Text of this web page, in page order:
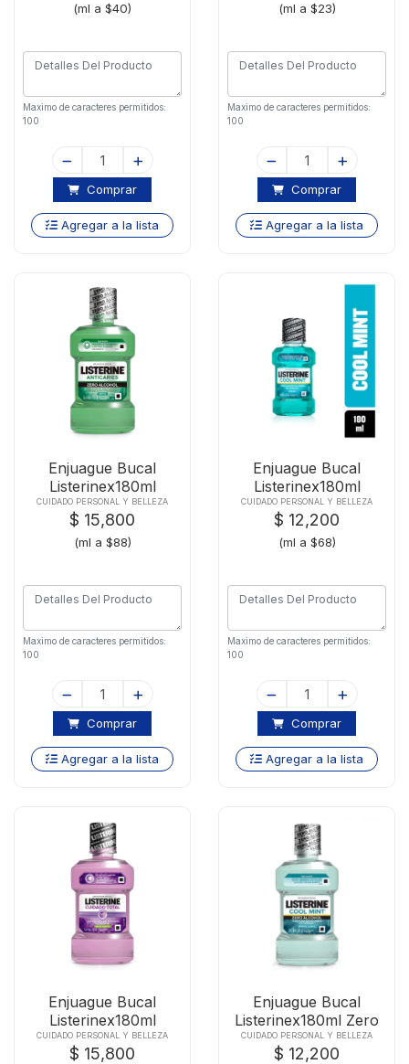
(ml a $40)
Maximo de caracteres permitidos:
100
Comprar
Agregar a la lista
(ml a $23)
Maximo de caracteres permitidos:
100
Comprar
Agregar a la lista
Enjuague Bucal
Listerinex180ml
Anticar Zero Alc
CUIDADO PERSONAL Y BELLEZA
$ 15,800
(ml a $88)
Maximo de caracteres permitidos:
100
Comprar
Agregar a la lista
Enjuague Bucal
Listerinex180ml
Coolmint
CUIDADO PERSONAL Y BELLEZA
$ 12,200
(ml a $68)
Maximo de caracteres permitidos:
100
Comprar
Agregar a la lista
Enjuague Bucal
Listerinex180ml
Cuidado Total
CUIDADO PERSONAL Y BELLEZA
$ 15,800
Enjuague Bucal
Listerinex180ml Zero
CUIDADO PERSONAL Y BELLEZA
$ 12,200